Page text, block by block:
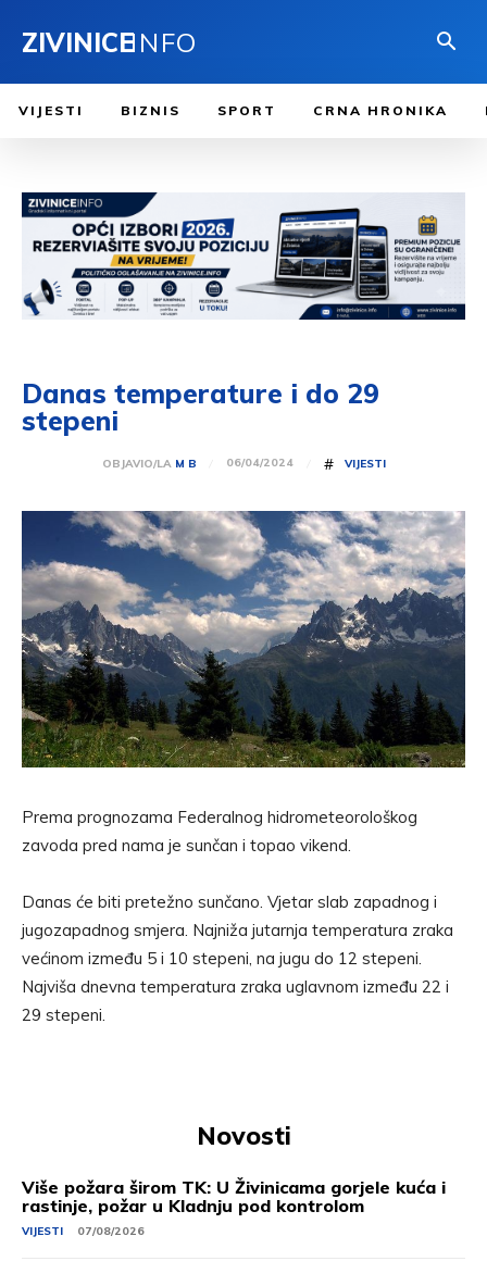
ZIVINICEINFO
VIJESTI BIZNIS SPORT CRNA HRONIKA
Danas temperature i do 29
stepeni
OBJAVIO/LA M B 06/04/2024 # VIJESTI
Prema prognozama Federalnog hidrometeorološkog
zavoda pred nama je sunčan i topao vikend.
Danas će biti pretežno sunčano. Vjetar slab zapadnog i
jugozapadnog smjera. Najniža jutarnja temperatura zraka
većinom između 5 i 10 stepeni, na jugu do 12 stepeni.
Najviša dnevna temperatura zraka uglavnom između 22 i
29 stepeni.
Novosti
Više požara širom TK: U Živinicama gorjele kuća i
rastinje, požar u Kladnju pod kontrolom
VIJESTI 07/08/2026